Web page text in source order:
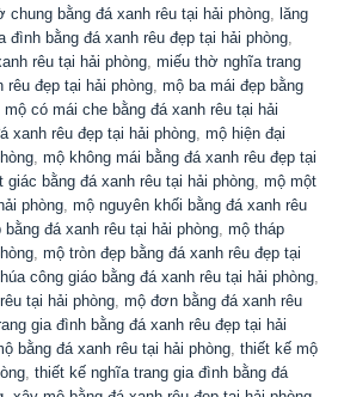
chung bằng đá xanh rêu tại hải phòng
lăng
đình bằng đá xanh rêu đẹp tại hải phòng
rêu tại hải phòng miếu thờ nghĩa trang
rêu đẹp tại hải phòng mộ ba mái đẹp bằng
mộ có mái che bằng đá xanh rêu tại hải
xanh rêu đẹp tại hải phòng mộ hiện đại
mộ không mái bằng đá xanh rêu đẹp tại
giác bằng đá xanh rêu tại hải phòng mộ một
phòng mộ nguyên khối bằng đá xanh rêu
đá xanh rêu tại hải phòng mộ tháp
mộ tròn đẹp bằng đá xanh rêu đẹp tại
công giáo bằng đá xanh rêu tại hải phòng
tại hải phòng mộ đơn bằng đá xanh rêu
gia đình bằng đá xanh rêu đẹp tại hải
bằng đá xanh rêu tại hải phòng thiết kế mộ
thiết kế nghĩa trang gia đình bằng đá